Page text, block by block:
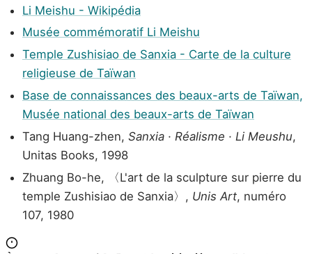
Li Meishu - Wikipédia
Musée commémoratif Li Meishu
Temple Zushisiao de Sanxia - Carte de la culture
religieuse de Taïwan
Base de connaissances des beaux-arts de Taïwan,
Musée national des beaux-arts de Taïwan
Tang Huang-zhen, Sanxia · Réalisme · Li Meushu,
Unitas Books, 1998
Zhuang Bo-he, 〈L'art de la sculpture sur pierre du
temple Zushisiao de Sanxia〉, Unis Art, numéro
107, 1980